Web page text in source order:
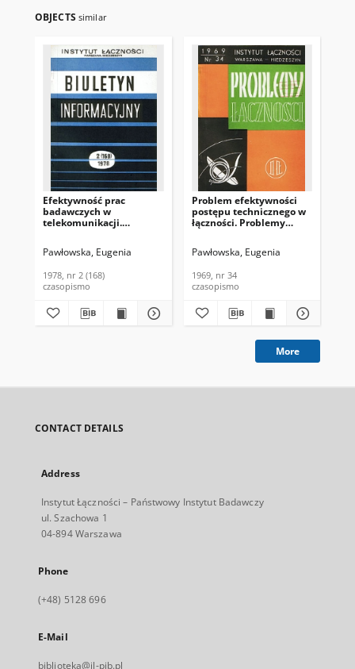
OBJECTS similar
Efektywność prac
badawczych w
telekomunikacji.
Pawłowska, Eugenia
1978, nr 2 (168)
czasopismo
Problem efektywności
postępu technicznego w
łączności. Problemy
Pawłowska, Eugenia
1969, nr 34
czasopismo
More
CONTACT DETAILS
Address
Instytut Łączności – Państwowy Instytut Badawczy
ul. Szachowa 1
04-894 Warszawa
Phone
(+48) 5128 696
E-Mail
biblioteka@il-pib.pl